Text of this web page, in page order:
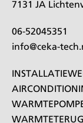
7131 JA
06-52045351
info@ceka-